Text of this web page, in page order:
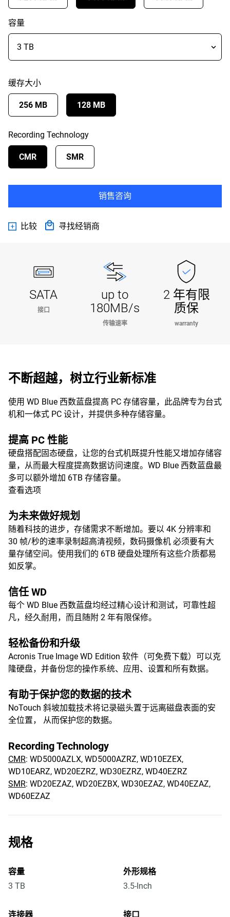
容量
缓存大小
256 MB 128 MB
Recording Technology
CMR SMR
销售咨询
比较 寻找经销商
SATA
接口
up to
180MB/s
传输速率
2 年有限
质保
warranty
不断超越，树立行业新标准
使用 WD Blue 西数蓝盘提高 PC 存储容量，此品牌专为台式
机和一体式 PC 设计，并提供多种存储容量。
提高 PC 性能
硬盘搭配固态硬盘，让您的台式机既提升性能又增加存储容
量，从而最大程度提高数据访问速度。WD Blue 西数蓝盘最
多可以额外增加 6TB 存储容量。
查看选项
为未来做好规划
随着科技的进步，存储需求不断增加。要以 4K 分辨率和
30 帧/秒的速率录制超高清视频，数码摄像机 必须要有大
量存储空间。使用我们的 6TB 硬盘处理所有这些介质都易
如反掌。
信任 WD
每个 WD Blue 西数蓝盘均经过精心设计和测试，可靠性超
凡，经久耐用，而且随附 2 年有限保修。
轻松备份和升级
Acronis True Image WD Edition 软件（可免费下载）可以克
隆硬盘，并备份您的操作系统、应用、设置和所有数据。
有助于保护您的数据的技术
NoTouch 斜坡加载技术将记录磁头置于远离磁盘表面的安
全位置， 从而保护您的数据。
Recording Technology
CMR: WD5000AZLX, WD5000AZRZ, WD10EZEX,
WD10EARZ, WD20EZRZ, WD30EZRZ, WD40EZRZ
SMR: WD20EZAZ, WD20EZBX, WD30EZAZ, WD40EZAZ,
WD60EZAZ
规格
容量
3 TB
外形规格
3.5-Inch
连接器 接口